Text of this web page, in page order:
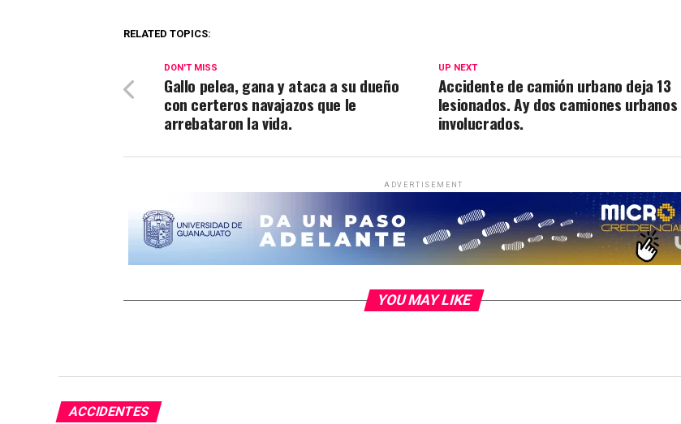
RELATED TOPICS:
UP NEXT
Accidente de camión urbano deja 13
lesionados. Ay dos camiones urbanos
involucrados.
DON'T MISS
Gallo pelea, gana y ataca a su dueño
con certeros navajazos que le
arrebataron la vida.
ADVERTISEMENT
YOU MAY LIKE
ACCIDENTES